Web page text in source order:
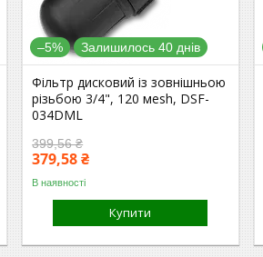
–5% Залишилось 40 днів
Фільтр дисковий із зовнішньою
різьбою 3/4", 120 мesh, DSF-
034DML
399,56 ₴
379,58 ₴
В наявності
Купити